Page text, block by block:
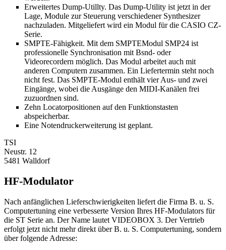
Erweitertes Dump-Utillty. Das Dump-Utility ist jetzt in der
Lage, Module zur Steuerung verschiedener Synthesizer
nachzuladen. Mitgeliefert wird ein Modul für die CASIO CZ-
Serie.
SMPTE-Fähigkeit. Mit dem SMPTEModul SMP24 ist
professionelle Synchronisation mit Bsnd- oder
Videorecordern möglich. Das Modul arbeitet auch mit
anderen Computern zusammen. Ein Liefertermin steht noch
nicht fest. Das SMPTE-Modul enthält vier Aus- und zwei
Eingänge, wobei die Ausgänge den MIDI-Kanälen frei
zuzuordnen sind.
Zehn Locatorpositionen auf den Funktionstasten
abspeicherbar.
Eine Notendruckerweiterung ist geplant.
TSI
Neustr. 12
5481 Walldorf
HF-Modulator
Nach anfänglichen Lieferschwierigkeiten liefert die Firma B. u. S.
Computertuning eine verbesserte Version Ihres HF-Modulators für
die ST Serie an. Der Name lautet VIDEOBOX 3. Der Vertrieb
erfolgt jetzt nicht mehr direkt über B. u. S. Computertuning, sondern
über folgende Adresse: